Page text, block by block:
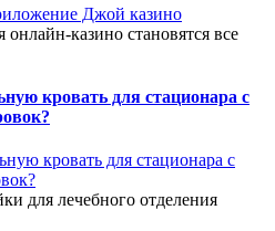
казино становятся все
кровать для стационара с
для лечебного отделения